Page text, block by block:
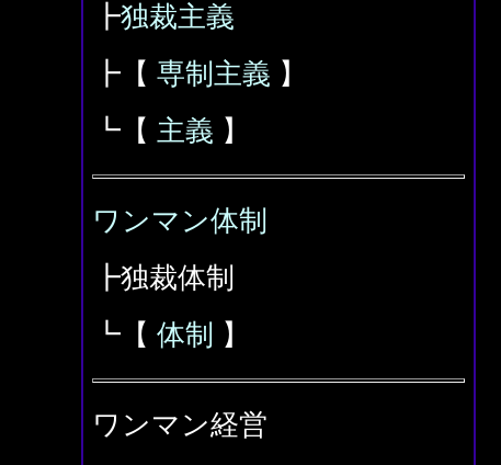
┣独裁主義
┣【 専制主義 】
┗【 主義 】
ワンマン体制
┣独裁体制
┗【 体制 】
ワンマン経営